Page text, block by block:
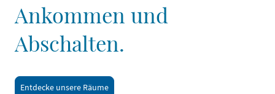
Ankommen und
Abschalten.
Entdecke unsere Räume